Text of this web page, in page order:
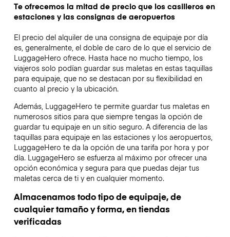
Te ofrecemos la mitad de precio que los casilleros en
estaciones y las consignas de aeropuertos
El precio del alquiler de una consigna de equipaje por día
es, generalmente, el doble de caro de lo que el servicio de
LuggageHero ofrece. Hasta hace no mucho tiempo, los
viajeros solo podían guardar sus maletas en estas taquillas
para equipaje, que no se destacan por su flexibilidad en
cuanto al precio y la ubicación.
Además, LuggageHero te permite guardar tus maletas en
numerosos sitios para que siempre tengas la opción de
guardar tu equipaje en un sitio seguro. A diferencia de las
taquillas para equipaje en las estaciones y los aeropuertos,
LuggageHero te da la opción de una tarifa por hora y por
día. LuggageHero se esfuerza al máximo por ofrecer una
opción económica y segura para que puedas dejar tus
maletas cerca de ti y en cualquier momento.
Almacenamos todo tipo de equipaje, de
cualquier tamaño y forma, en tiendas
verificadas